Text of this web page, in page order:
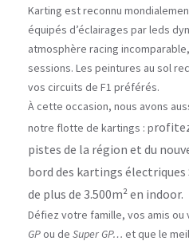
Karting est reconnu
équipés d’éclairages par leds
atmosphère racing
sessions. Les peintures au sol
vos circuits de F1 préférés.
À cette occasion, nous avons
notre flotte de kartings : p
pistes de la région et du
bord des kartings électriques
de plus de 3.500m² en indoor.
Défiez votre famille, vos amis ou
GPou de Super GP… et que le